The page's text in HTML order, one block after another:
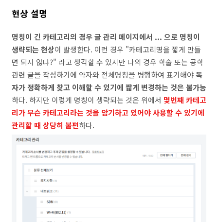
현상 설명
명칭이 긴 카테고리의 경우 글 관리 페이지에서 ... 으로 명칭이
생략되는 현상이 발생한다. 이런 경우 "카테고리명을 짧게 만들
면 되지 않냐?" 라고 생각할 수 있지만 나의 경우 학술 또는 공학
관련 글을 작성하기에 약자와 전체명칭을 병행하여 표기해야독
자가 정확하게 찾고 이해할 수 있기에 짧게 변경하는 것은 불가능
하다. 하지만 이렇게 명칭이 생략되는 것은 위에서 몇번째 카테고
리가 무슨 카테고리라는 것을 암기하고 있어야 사용할 수 있기에
관리할 때 상당히 불편하다.